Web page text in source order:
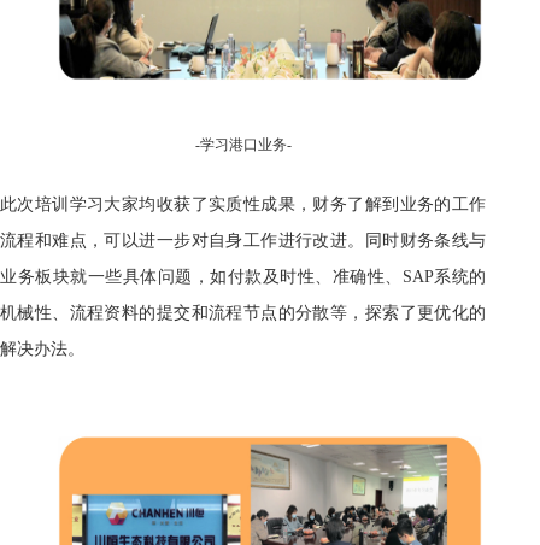
-学习 港口业务-
此次培训学习大家均收获了实质性成果，财务了解到业务的工作
流程和难点，可以进一步对自身工作进行改进。同时财务条线与
业务板块就一些具体问题，如付款及时性、准确性、SAP系统的
机械性、流程资料的提交和流程节点的分散等，探索了更优化的
解决办法。